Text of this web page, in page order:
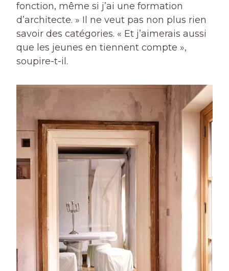
fonction, même si j’ai une formation
d’architecte. » Il ne veut pas non plus rien
savoir des catégories. « Et j’aimerais aussi
que les jeunes en tiennent compte »,
soupire-t-il.